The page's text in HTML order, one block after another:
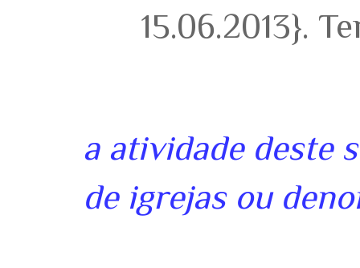
15.06.2013}.
a atividade deste
de igrejas ou